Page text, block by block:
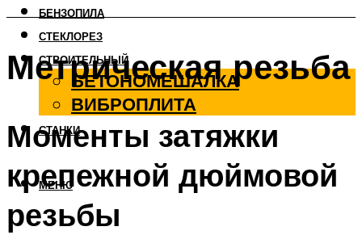
БЕНЗОПИЛА
СТЕКЛОРЕЗ
СТРОИТЕЛЬНЫЙ
БЕТОНОМЕШАЛКА
ВИБРОПЛИТА
СТАНКИ
МЕНЮ
Метрическая резьба
Моменты затяжки
крепежной дюймовой
резьбы